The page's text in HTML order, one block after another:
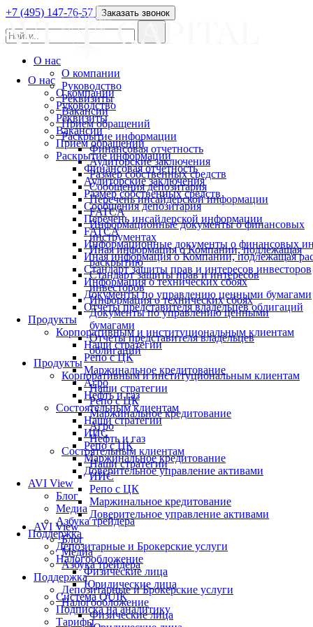
О нас
О компании
Руководство
Реквизиты
Вакансии
Прием обращений
Раскрытие информации
Финансовая отчетность
Аудиторские заключения
Размер собственных средств
Сообщения депозитария
Перечень инсайдерской информации
FATCA
Информационные документы о финансовых
Иная информация о Компании, подлежащая
Стандарт защиты прав и интересов инвесторов
Информация о технических сбоях
Документы по управлению ценными бумагами
Отчеты представителя владельцев облигаций
Продукты
Корпоративным и институциональным клиентам
Наши стратегии
Репо с ЦК
Маржинальное кредитование
Агро
Нефть и газ
Состоятельным клиентам
Наши стратегии
ИИС
Репо с ЦК
Маржинальное кредитование
Доверительное управление активами
AVI View
Блог
Медиа
Азбука трейдера
Поддержка
Депозитарные и Брокерские услуги
Налогообложение
Физические лица
Юридические лица
Система QUIK
Подписка на аналитику
Тарифы
+7 (495) 147-76-57 Заказать звонок
О нас
О компании
Руководство
Реквизиты
Вакансии
Прием обращений
Раскрытие информации
Финансовая отчетность
Аудиторские заключения
Размер собственных средств
Сообщения депозитария
Перечень инсайдерской информации
FATCA
Информационные документы о финансовых
инструментах
Иная информация о Компании, подлежащая
раскрытию
Стандарт защиты прав и интересов
инвесторов
Информация о технических сбоях
Документы по управлению ценными
бумагами
Отчеты представителя владельцев
облигаций
Продукты
Корпоративным и институциональным клиентам
Наши стратегии
Репо с ЦК
Маржинальное кредитование
Агро
Нефть и газ
Состоятельным клиентам
Наши стратегии
ИИС
Репо с ЦК
Маржинальное кредитование
Доверительное управление активами
AVI View
Блог
Медиа
Азбука трейдера
Поддержка
Депозитарные и Брокерские услуги
Налогообложение
Физические лица